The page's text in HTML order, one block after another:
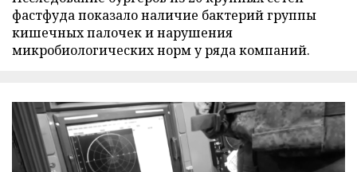
фастфуда показало наличие бактерий группы
кишечных палочек и нарушения
микробиологических норм у ряда компаний.